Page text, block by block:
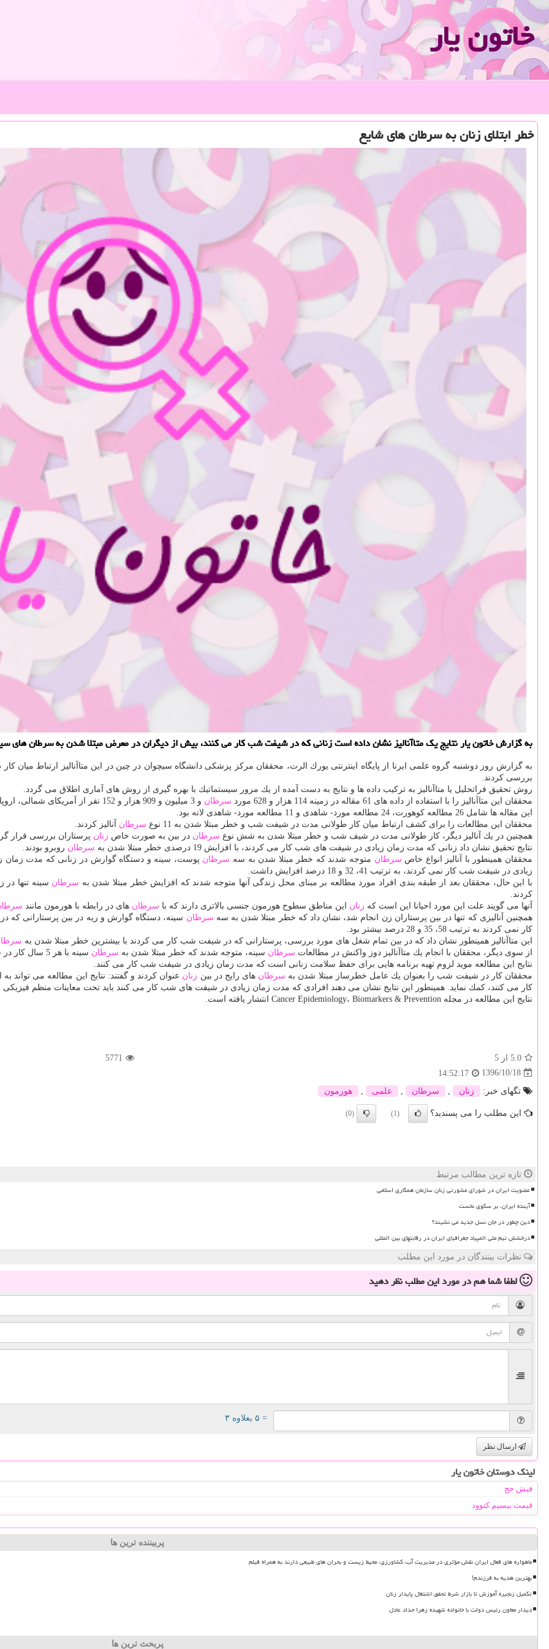
خاتون یار
خطر ابتلای زنان به سرطان های شایع
به گزارش خاتون یار نتایج یك متاآنالیز نشان داده است زنانی كه در شیفت شب كار می كنند، بیش از دیگران در معرض مبتلا شدن به سرطان های
به گزارش روز دوشنبه گروه علمی ایرنا از پایگاه اینترنتی یورك الرت، محققان مركز پزشكی دانشگاه سیچوان در چین در این متاآنالیز ارتباط
بررسی كردند.
روش تحقیق فراتحلیل یا متاآنالیز به تركیب داده ها و نتایج به دست آمده از یك مرور سیستماتیك با بهره گیری از روش های آماری اطلاق می گردد.
محققان این متاآنالیز را با استفاده از داده های 61 مقاله در زمینه 114 هزار و 628 مورد
سرطان و 3 میلیون و 909 هزار و 152 نفر از آمریكای شمالی، اروپا، استرالیا و آسیا انجام دادند.
این مقاله ها شامل 26 مطالعه كوهورت، 24 مطالعه مورد- شاهدی و 11 مطالعه مورد- شاهدی لانه بود.
محققان این مطالعات را برای كشف ارتباط میان كار طولانی مدت در شیفت شب و خطر مبتلا شدن به 11 نوع
سرطان آنالیز كردند.
همچنین در یك آنالیز دیگر، كار طولانی مدت در شیف شب و خطر مبتلا شدن به شش نوع سرطان در بین به صورت خاص زنان پرستاران بررسی قرار
نتایج تحقیق نشان داد زنانی كه مدت زمان زیادی در شیفت های شب كار می كردند، با افزایش 19 درصدی خطر مبتلا شدن به
سرطان روبرو بودند.
محققان همینطور با آنالیز انواع خاص سرطان متوجه شدند كه خطر مبتلا شدن به سه سرطان پوست، سینه و دستگاه گوارش در زنانی كه مدت
زیادی در شیفت شب كار نمی كردند، به ترتیب 41، 32 و 18 درصد افزایش داشت.
با این حال، محققان بعد از طبقه بندی افراد مورد مطالعه بر مبنای محل زندگی آنها متوجه شدند كه افزایش خطر مبتلا شدن به سرطان سینه تنها
كردند.
آنها می گویند علت این مورد احیانا این است كه زنان این مناطق سطوح هورمون جنسی بالاتری دارند كه با سرطان های در رابطه با هورمون مانند
همچنین آنالیزی كه تنها در بین پرستاران زن انجام شد، نشان داد كه خطر مبتلا شدن به سه سرطان سینه، دستگاه گوارش و ریه در بین پرستارانی
كار نمی كردند به ترتیب 58، 35 و 28 درصد بیشتر بود.
این متاآنالیز همینطور نشان داد كه در بین تمام شغل های مورد بررسی، پرستارانی كه در شیفت شب كار می كردند با بیشترین خطر مبتلا شدن به
از سوی دیگر، محققان با انجام یك متاآنالیز دوز واكنش در مطالعات سرطان سینه، متوجه شدند كه خطر مبتلا شدن به سرطان سینه با هر 5 سال كار در شیفت شب، 3. 3 درصد افزایش می یافت.
نتایج این مطالعه موید لزوم تهیه برنامه هایی برای حفظ سلامت زنانی است كه مدت زمان زیادی در شیفت شب كار می كنند.
محققان كار در شیفت شب را بعنوان یك عامل خطرساز مبتلا شدن به سرطان های رایج در بین زنان عنوان كردند و گفتند: نتایج این مطالعه می
كار می كنند، كمك نماید. همینطور این نتایج نشان می دهند افرادی كه مدت زمان زیادی در شیفت های شب كار می كنند باید تحت معاینات منظم
نتایج این مطالعه در مجله Cancer Epidemiology، Biomarkers & Prevention انتشار یافته است.
5.0 از 5
5771
1396/10/18
14:52:17
تگهای خبر:
زنان سرطان علمی هورمون
این مطلب را می پسندید؟ (1)
(0)
تازه ترین مطالب مرتبط
عضویت ایران در شورای مشورتی زنان سازمان همکاری اسلامی
آینده ایران، بر سکوی نخست
دین چطور در جان نسل جدید می نشیند؟
درخشش تیم ملی المپیاد جغرافیای ایران در رقابتهای بین المللی
نظرات بینندگان در مورد این مطلب
لطفا شما همدر مورد این مطلبنظر دهید
= ۵ بعلاوه ۳
ارسال نظر
لینک دوستان خاتون یار
فیش حج
قیمت بیسیم کنوود
پربیننده ترین ها
ماهواره های فعال ایران نقش مؤثری در مدیریت آب، کشاورزی، محیط زیست و بحران های طبیعی دارند به همراه فیلم
بهترین هدیه به فرزندم!
تکمیل زنجیره آموزش تا بازار شرط تحقق اشتغال پایدار زنان
دیدار معاون رئیس دولت با خانواده شهیده زهرا حداد عادل
پربحث ترین ها